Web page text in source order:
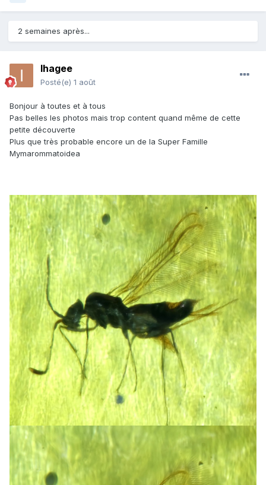
2 semaines après...
Ihagee
Posté(e) 1 août
Bonjour à toutes et à tous
Pas belles les photos mais trop content quand même de cette
petite découverte
Plus que très probable encore un de la Super Famille
Mymarommatoidea